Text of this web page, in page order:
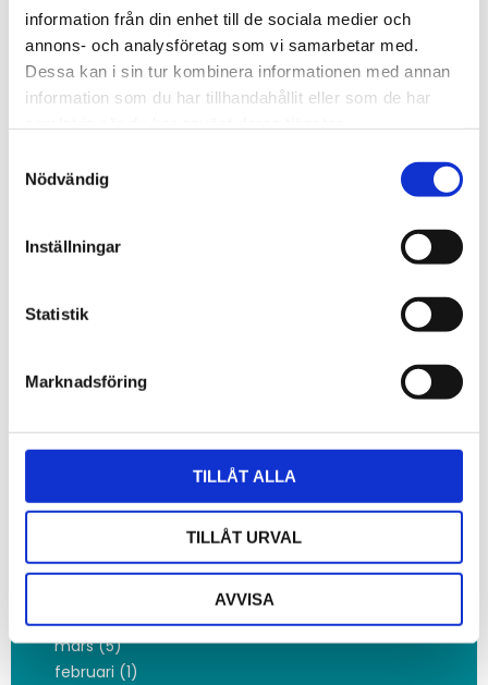
information från din enhet till de sociala medier och
annons- och analysföretag som vi samarbetar med.
Dessa kan i sin tur kombinera informationen med annan
information som du har tillhandahållit eller som de har
Nödvändig
Inställningar
Statistik
Marknadsföring
TILLÅT ALLA
TILLÅT URVAL
AVVISA
juli (1)
maj (2)
mars (2)
februari (1)
november (2)
juni (1)
februari (4)
oktober (3)
februari (3)
november (1)
juni (1)
april (1)
mars (5)
februari (1)